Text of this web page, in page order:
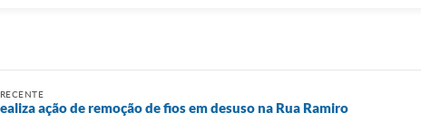
ação de remoção de fios em desuso na Rua Ramiro